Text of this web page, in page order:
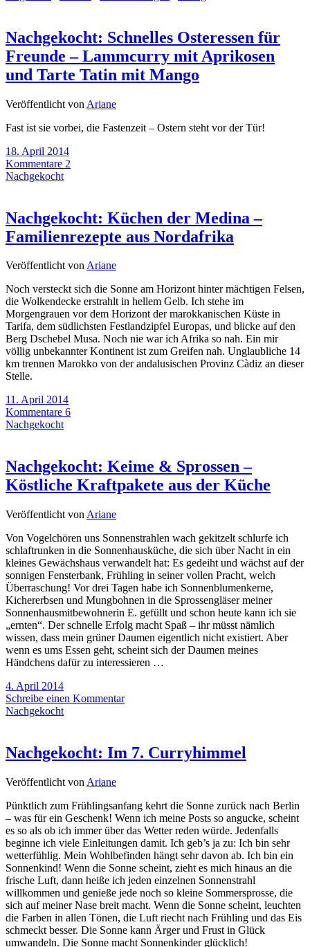
Nachgekocht: Schnelles Osteressen für
Freunde – Lammcurry mit Aprikosen
und Tarte Tatin mit Mango
Veröffentlicht von Ariane
Fast ist sie vorbei, die Fastenzeit – Ostern steht vor der Tür!
18. April 2014
Kommentare 2
Nachgekocht
Nachgekocht: Küchen der Medina –
Familienrezepte aus Nordafrika
Veröffentlicht vonAriane
Noch versteckt sich die Sonne am Horizont hinter mächtigen Felsen,
die Wolkendecke erstrahlt in hellem Gelb. Ich stehe im
Morgengrauen vor dem Horizont der marokkanischen Küste in
Tarifa, dem südlichsten Festlandzipfel Europas, und blicke auf den
Berg Dschebel Musa. Noch nie war ich Afrika so nah. Ein mir
völlig unbekannter Kontinent ist zum Greifen nah. Unglaubliche 14
km trennen Marokko von der andalusischen Provinz Càdiz an dieser
Stelle.
11. April 2014
Kommentare 6
Nachgekocht
Nachgekocht: Keime & Sprossen –
Köstliche Kraftpakete aus der Küche
Veröffentlicht von Ariane
Von Vogelchören uns Sonnenstrahlen wach gekitzelt schlurfe ich
schlaftrunken in die Sonnenhausküche, die sich über Nacht in ein
kleines Gewächshaus verwandelt hat: Es gedeiht und wächst auf der
sonnigen Fensterbank, Frühling in seiner vollen Pracht, welch
Überraschung! Vor drei Tagen habe ich Sonnenblumenkerne,
Kichererbsen und Mungbohnen in die Sprossengläser meiner
Sonnenhausmitbewohnerin E. gefüllt und schon heute kann ich sie
„ernten“. Der schnelle Erfolg macht Spaß – ihr müsst nämlich
wissen, dass mein grüner Daumen eigentlich nicht existiert. Aber
wenn es ums Essen geht, scheint sich der Daumen meines
Händchens dafür zu interessieren …
4. April 2014
Schreibe einen Kommentar
Nachgekocht
Nachgekocht: Im 7. Curryhimmel
Veröffentlicht von Ariane
Pünktlich zum Frühlingsanfang kehrt die Sonne zurück nach Berlin
– was für ein Geschenk! Wenn ich meine Posts so angucke, scheint
es so als ob ich immer über das Wetter reden würde. Jedenfalls
beginne ich viele Einleitungen damit. Ich geb’s ja zu: Ich bin sehr
wetterfühlig. Mein Wohlbefinden hängt sehr davon ab. Ich bin ein
Sonnenkind! Wenn die Sonne scheint, zieht es mich hinaus an die
frische Luft, dann heiße ich jeden einzelnen Sonnenstrahl
willkommen und genieße jede noch so kleine Sommersprosse, die
sich auf meiner Nase breit macht. Wenn die Sonne scheint, leuchten
die Farben in allen Tönen, die Luft riecht nach Frühling und das Eis
schmeckt besser. Die Sonne kann Ärger und Frust in Glück
umwandeln. Die Sonne macht Sonnenkinder glücklich!